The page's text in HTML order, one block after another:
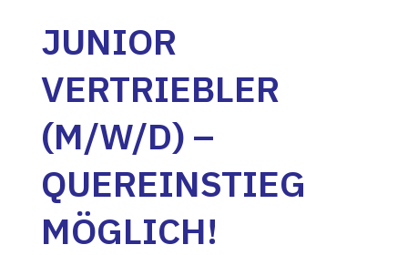
JUNIOR
VERTRIEBLER
(M/W/D) –
QUEREINSTIEG
MÖGLICH!